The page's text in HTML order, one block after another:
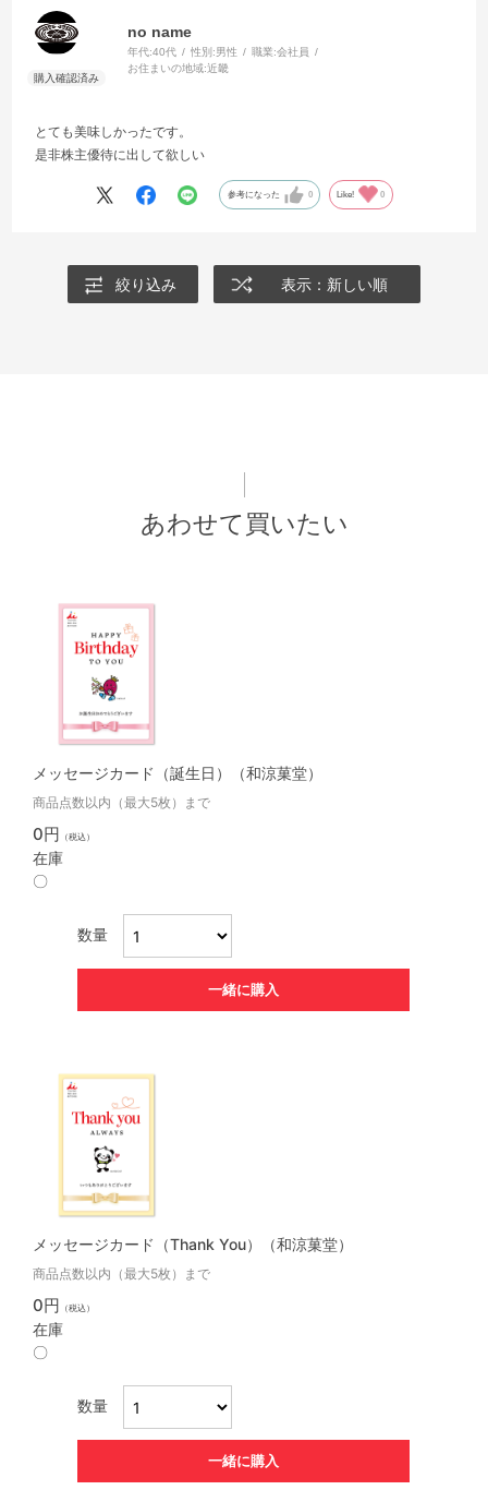
no name
年代:40代 性別:男性 職業:会社員
お住まいの地域:近畿
とても美味しかったです。
是非株主優待に出して欲しい
参考になった 0 Like! 0
絞り込み 表示：新しい順
あわせて買いたい
メッセージカード（誕生日）（和涼菓堂）
商品点数以内（最大5枚）まで
0円 （税込）
在庫
〇
数量
一緒に購入
メッセージカード（Thank You）（和涼菓堂）
商品点数以内（最大5枚）まで
0円 （税込）
在庫
〇
数量
一緒に購入